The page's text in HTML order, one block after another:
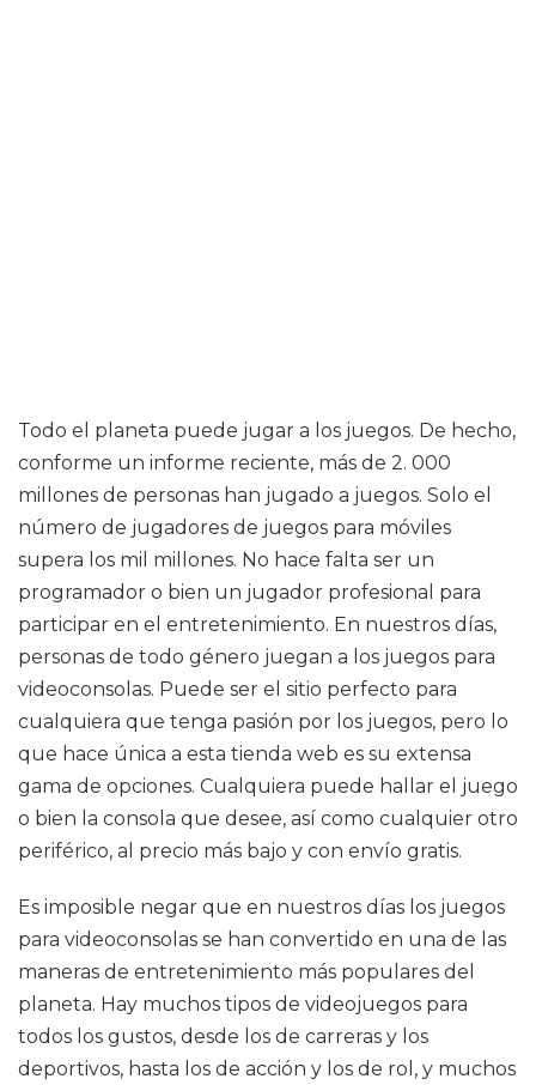
Todo el planeta puede jugar a los juegos. De hecho,
conforme un informe reciente, más de 2. 000
millones de personas han jugado a juegos. Solo el
número de jugadores de juegos para móviles
supera los mil millones. No hace falta ser un
programador o bien un jugador profesional para
participar en el entretenimiento. En nuestros días,
personas de todo género juegan a los juegos para
videoconsolas. Puede ser el sitio perfecto para
cualquiera que tenga pasión por los juegos, pero lo
que hace única a esta tienda web es su extensa
gama de opciones. Cualquiera puede hallar el juego
o bien la consola que desee, así como cualquier otro
periférico, al precio más bajo y con envío gratis.
Es imposible negar que en nuestros días los juegos
para videoconsolas se han convertido en una de las
maneras de entretenimiento más populares del
planeta. Hay muchos tipos de videojuegos para
todos los gustos, desde los de carreras y los
deportivos, hasta los de acción y los de rol, y muchos